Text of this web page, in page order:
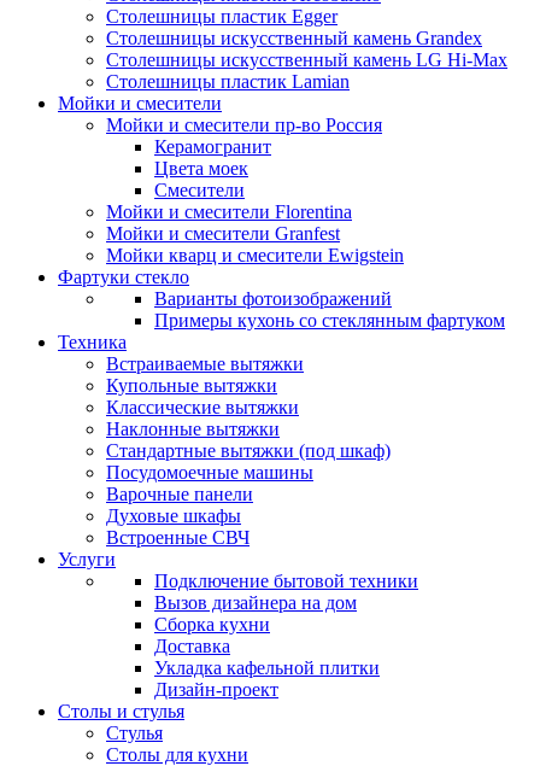
Столешницы пластик Egger
Столешницы искусственный камень Grandex
Столешницы искусственный камень LG Hi-Max
Столешницы пластик Lamian
Мойки и смесители
Мойки и смесители пр-во Россия
Керамогранит
Цвета моек
Смесители
Мойки и смесители Florentina
Мойки и смесители Granfest
Мойки кварц и смесители Ewigstein
Фартуки стекло
Варианты фотоизображений
Примеры кухонь со стеклянным фартуком
Техника
Встраиваемые вытяжки
Купольные вытяжки
Классические вытяжки
Наклонные вытяжки
Стандартные вытяжки (под шкаф)
Посудомоечные машины
Варочные панели
Духовые шкафы
Встроенные СВЧ
Услуги
Подключение бытовой техники
Вызов дизайнера на дом
Сборка кухни
Доставка
Укладка кафельной плитки
Дизайн-проект
Столы и стулья
Стулья
Столы для кухни